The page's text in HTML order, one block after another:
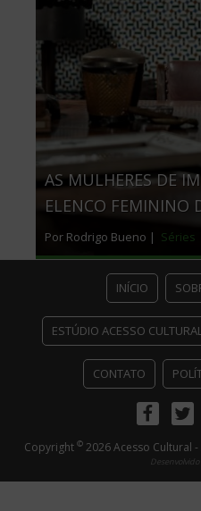
AS MULHERES DE
ELENCO FEMININO
Por Rodrigo Bueno | Séries
INÍCIO
ESTÚDIO ACESSO
CONTATO
Facebook
Copyright ©2026 Acesso Cultural
Desenvolvido